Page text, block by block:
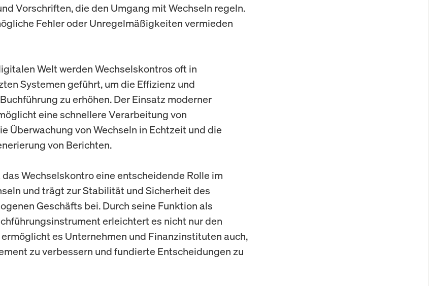
Vorschriften, die den Umgang mit Wechseln regeln.
Fehler oder Unregelmäßigkeiten vermieden
Welt werden Wechselskontros oft in
Systemen geführt, um die Effizienz und
zu erhöhen. Der Einsatz moderner
eine schnellere Verarbeitung von
Überwachung von Wechseln in Echtzeit und die
von Berichten.
Wechselskontro eine entscheidende Rolle im
und trägt zur Stabilität und Sicherheit des
Geschäfts bei. Durch seine Funktion als
erleichtert es nicht nur den
es Unternehmen und Finanzinstituten auch,
zu verbessern und fundierte Entscheidungen zu